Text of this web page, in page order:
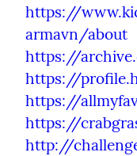
https://
armavn/about
https://
https://
https://
https://
http://